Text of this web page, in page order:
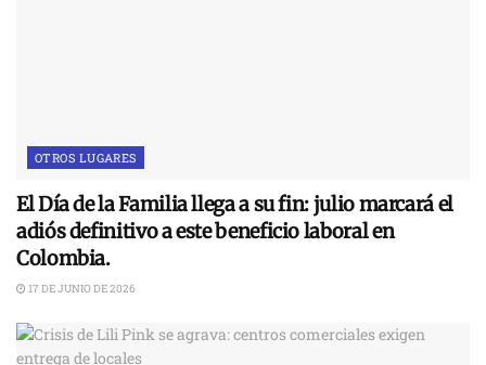
OTROS LUGARES
El Día de la Familia llega a su fin: julio marcará el
adiós definitivo a este beneficio laboral en
Colombia.
17 DE JUNIO DE 2026